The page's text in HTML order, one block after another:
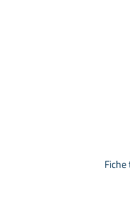
Fiche